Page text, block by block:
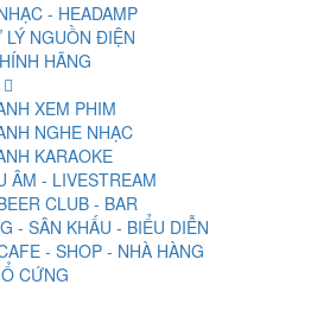
- HEADAMP
NGUỒN ĐIỆN
HÃNG
XEM PHIM
NGHE NHẠC
KARAOKE
ÂM - LIVESTREAM
CLUB - BAR
- SÂN KHẤU - BIỂU DIỄN
- SHOP - NHÀ HÀNG
CỨNG